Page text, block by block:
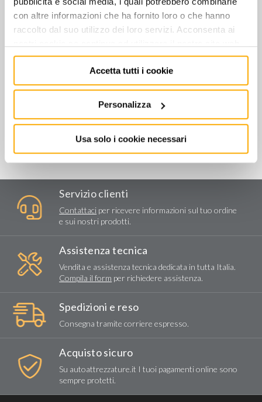
con altre informazioni che ha fornito loro o che hanno
raccolto dal suo utilizzo dei loro servizi. Acconsenta ai
Accetta tutti i cookie
Personalizza
Usa solo i cookie necessari
ATTACCO 1/2"
€283,00+ IVA
STOCK
ATTACCO 3/4"
€310,00+ IVA
Servizio clienti
Contattaci per ricevere informazioni sul tuo ordine
e sui nostri prodotti.
Assistenza tecnica
Vendita e assistenza tecnica dedicata in tutta Italia.
Compila il form per richiedere assistenza.
Spedizioni e reso
Consegna tramite corriere espresso.
Acquisto sicuro
Su autoattrezzature.it I tuoi pagamenti online sono
sempre protetti.